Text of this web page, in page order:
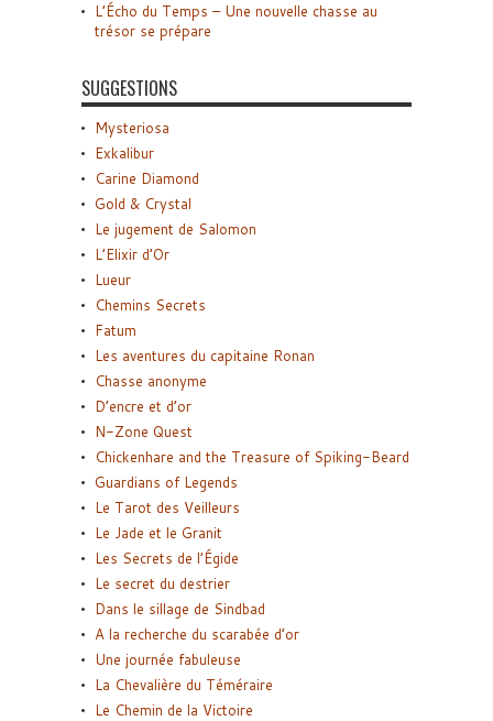
L’Écho du Temps – Une nouvelle chasse au
trésor se prépare
SUGGESTIONS
Mysteriosa
Exkalibur
Carine Diamond
Gold & Crystal
Le jugement de Salomon
L’Elixir d’Or
Lueur
Chemins Secrets
Fatum
Les aventures du capitaine Ronan
Chasse anonyme
D’encre et d’or
N-Zone Quest
Chickenhare and the Treasure of Spiking-Beard
Guardians of Legends
Le Tarot des Veilleurs
Le Jade et le Granit
Les Secrets de l’Égide
Le secret du destrier
Dans le sillage de Sindbad
A la recherche du scarabée d’or
Une journée fabuleuse
La Chevalière du Téméraire
Le Chemin de la Victoire